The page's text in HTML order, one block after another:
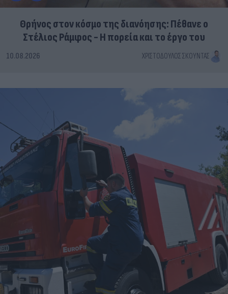
Θρήνος στον κόσμο της διανόησης: Πέθανε ο
Στέλιος Ράμφος - Η πορεία και το έργο του
10.08.2026 ΧΡΙΣΤΌΔΟΥΛΟΣ ΣΚΟΎΝΤΑΣ